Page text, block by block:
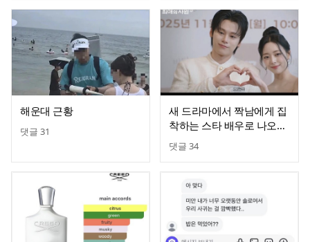
해운대 근황
댓글 31
새 드라마에서 짝남에게 집
착하는 스타 배우로 나오는
있지 유나
댓글 34